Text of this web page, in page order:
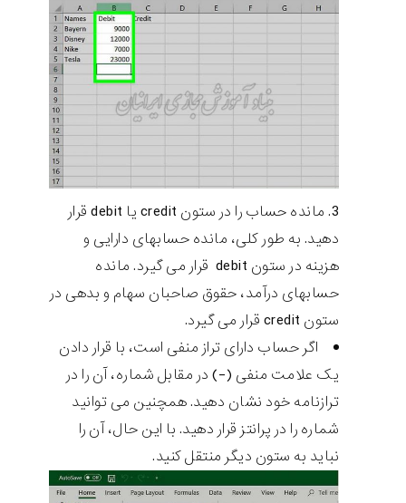
مانده حساب را در ستون credit یا debit قرار
دهید. به طور کلی، مانده حسابهای دارایی و
هزینه در ستون debit قرار می گیرد. مانده
حسابهای درآمد، حقوق صاحبان سهام و بدهی در
ستون credit قرار می گیرد.
اگر حساب دارای تراز منفی است، با قرار دادن
یک علامت منفی (-) در مقابل شماره، آن را در
ترازنامه خود نشان دهید. همچنین می توانید
شماره را در پرانتز قرار دهید. با این حال، آن را
نباید به ستون دیگر منتقل کنید.